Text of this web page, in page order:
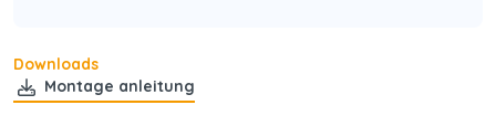
Downloads
Montage anleitung